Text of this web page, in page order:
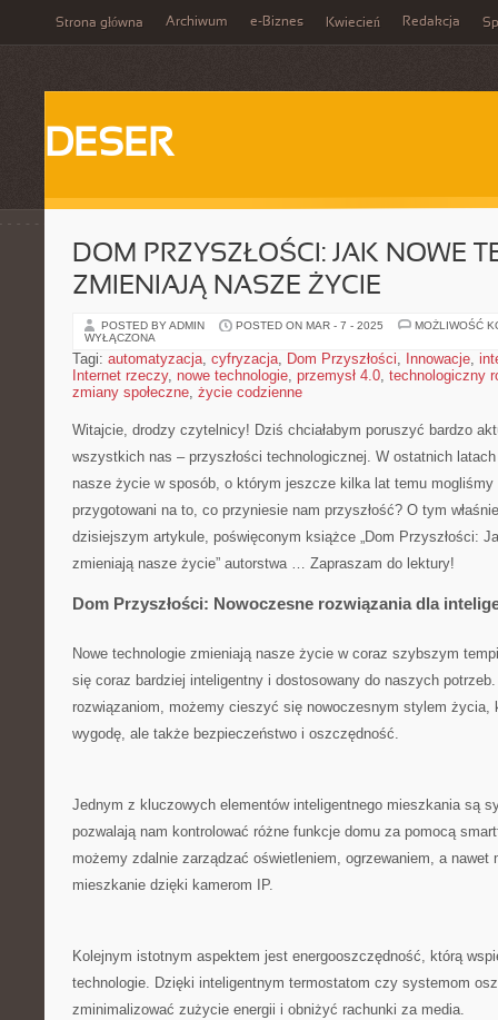
Strona główna Archiwum e-Biznes Kwiecień Redakcja
DESER
DOM PRZYSZŁOŚCI: JAK NOWE
ZMIENIAJĄ NASZE ŻYCIE
POSTED BY ADMIN POSTED ON MAR - 7 - 2025
MOŻLIWOŚĆ
WYŁĄCZONA
Tagi: automatyzacja, cyfryzacja, Dom Przyszłości, Innowacje,
Internet rzeczy, nowe technologie, przemysł 4.0, technologiczny
zmiany społeczne, życie codzienne
Witajcie,‌ drodzy czytelnicy! Dziś chciałabym poruszyć bardzo
wszystkich ⁢nas – ‌przyszłości technologicznej. W ostatnich⁢
nasze życie w sposób,⁤ o którym jeszcze ⁣kilka lat temu
przygotowani ⁣na to, co przyniesie nam przyszłość? O tym
dzisiejszym artykule, poświęconym książce „Dom Przyszłości:
zmieniają ‌nasze życie” autorstwa …⁢ Zapraszam do lektury!
Dom Przyszłości: Nowoczesne rozwiązania dla
Nowe technologie zmieniają nasze życie w coraz‍ szybszym
się⁢ coraz bardziej inteligentny i dostosowany do naszych
rozwiązaniom, możemy ⁤cieszyć się nowoczesnym stylem życia,‌
wygodę, ale także bezpieczeństwo i oszczędność.
Jednym z kluczowych elementów inteligentnego mieszkania ​są
pozwalają nam kontrolować różne funkcje domu za pomocą
możemy zdalnie zarządzać oświetleniem,‌ ogrzewaniem,⁣ a nawet
mieszkanie dzięki kamerom IP.
Kolejnym istotnym aspektem jest energooszczędność, którą
technologie. Dzięki inteligentnym termostatom czy systemom
⁣zminimalizować zużycie⁢ energii i obniżyć rachunki za media.